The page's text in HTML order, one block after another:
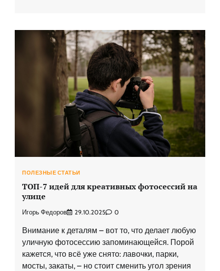
ПОЛЕЗНЫЕ СТАТЬИ
ТОП-7 идей для креативных фотосессий на
улице
Игорь Федоров 29.10.2025 0
Внимание к деталям – вот то, что делает любую
уличную фотосессию запоминающейся. Порой
кажется, что всё уже снято: лавочки, парки,
мосты, закаты, – но стоит сменить угол зрения